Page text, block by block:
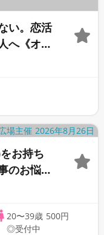
い。恋活
へ《オン
お持ち
のお悩み
20〜39歳 500円
◎受付中